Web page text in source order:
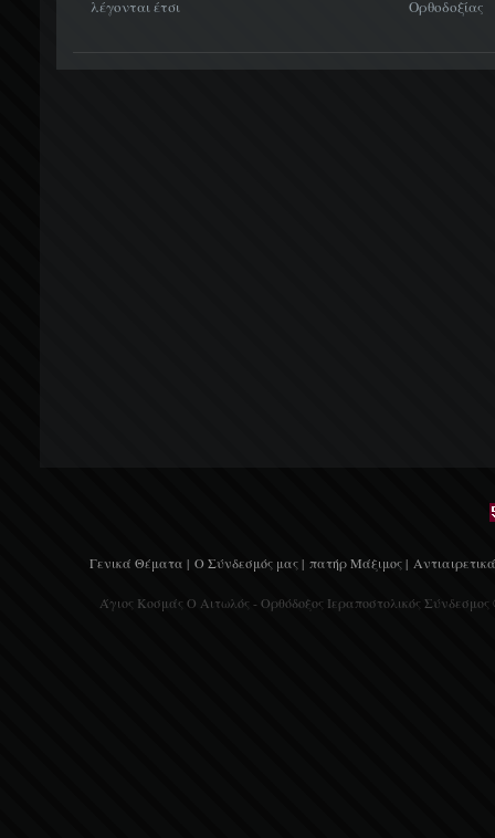
λέγονται έτσι
Ορθοδοξίας
Γενικά Θέματα | Ο Σύνδεσμός μας | πατήρ Μάξιμος |
Άγιος Κοσμάς Ο Αιτωλός - Ορθόδοξος Ιεραποστολικός